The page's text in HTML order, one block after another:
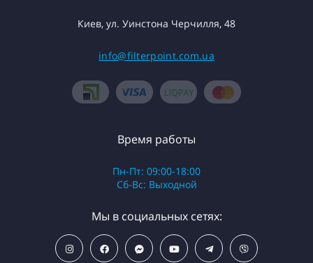
Киев, ул. Уинстона Черчилля, 48
info@filterpoint.com.ua
Время работы
Пн-Пт: 09:00-18:00
Сб-Вс: Выходной
Мы в социальных сетях: